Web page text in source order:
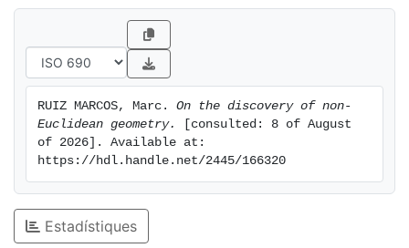
RUIZ MARCOS, Marc. On the discovery of non-
Euclidean geometry.
[consulted: 8 of August
of 2026]. Available at:
https://hdl.handle.net/2445/166320
Estadístiques